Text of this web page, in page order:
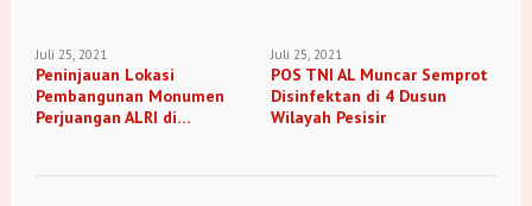
Juli 25, 2021
Peninjauan Lokasi
Pembangunan Monumen
Perjuangan ALRI di
Juli 25, 2021
POS TNI AL Muncar Semprot
Disinfektan di 4 Dusun
Wilayah Pesisir